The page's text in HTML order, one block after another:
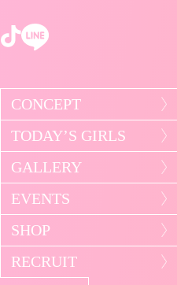
CONCEPT
TODAY’S GIRLS
GALLERY
EVENTS
SHOP
RECRUIT